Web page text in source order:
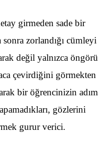
girmeden sade bir
zorlandığı cümleyi
değil yalnızca öngörü
çevirdiğini görmekten
bir öğrencinizin adım
gözlerini
gurur verici.